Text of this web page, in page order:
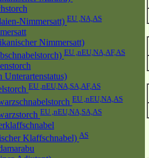
Nimmersatt) EU ,NA,AS
Nimmersatt)
EU ,nEU,NA,AF,AS
Unterartenstatus)
EU ,nEU,NA,SA,AF,AS
EU ,nEU,NA,AS
EU ,nEU,NA,SA,AS
Klaffschnabel) AS